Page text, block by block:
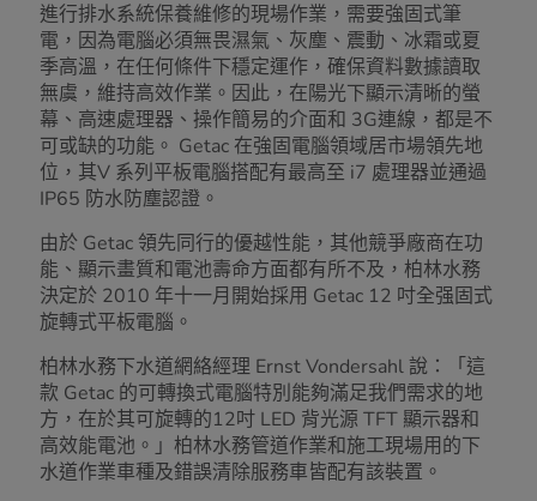
進行排水系統保養維修的現場作業，需要強固式筆
電，因為電腦必須無畏濕氣、灰塵、震動、冰霜或夏
季高溫，在任何條件下穩定運作，確保資料數據讀取
無虞，維持高效作業。因此，在陽光下顯示清晰的螢
幕、高速處理器、操作簡易的介面和 3G連線，都是不
可或缺的功能。 Getac 在強固電腦領域居市場領先地
位，其V 系列平板電腦搭配有最高至 i7 處理器並通過
IP65 防水防塵認證。
由於 Getac 領先同行的優越性能，其他競爭廠商在功
能、顯示畫質和電池壽命方面都有所不及，柏林水務
決定於 2010 年十一月開始採用 Getac 12 吋全强固式
旋轉式平板電腦。
柏林水務下水道網絡經理 Ernst Vondersahl 說：「這
款 Getac 的可轉換式電腦特別能夠滿足我們需求的地
方，在於其可旋轉的12吋 LED 背光源 TFT 顯示器和
高效能電池。」柏林水務管道作業和施工現場用的下
水道作業車種及錯誤清除服務車皆配有該裝置。